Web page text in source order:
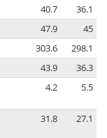
40.7
36.1
47.9
45
303.6
298.1
43.9
36.3
4.2 5.5
31.8 27.1